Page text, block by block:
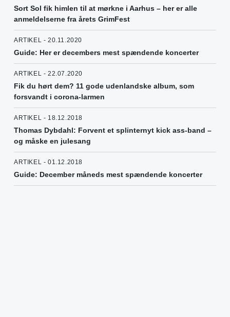
Sort Sol fik himlen til at mørkne i Aarhus – her er alle
anmeldelserne fra årets GrimFest
ARTIKEL - 20.11.2020
Guide: Her er decembers mest spændende koncerter
ARTIKEL - 22.07.2020
Fik du hørt dem? 11 gode udenlandske album, som
forsvandt i corona-larmen
ARTIKEL - 18.12.2018
Thomas Dybdahl: Forvent et splinternyt kick ass-band –
og måske en julesang
ARTIKEL - 01.12.2018
Guide: December måneds mest spændende koncerter